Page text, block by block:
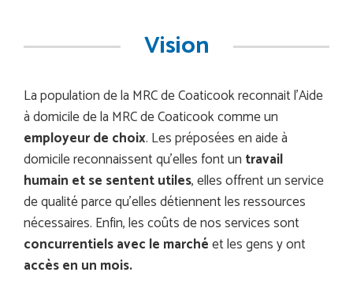
Vision
La population de la MRC de Coaticook reconnait l’Aide
à domicile de la MRC de Coaticook comme un
employeur de choix. Les préposées en aide à
domicile reconnaissent qu’elles font un travail
humain et se sentent utiles, elles offrent un service
de qualité parce qu’elles détiennent les ressources
nécessaires. Enfin, les coûts de nos services sont
concurrentiels avec le marchéet les gens y ont
accès en un mois.